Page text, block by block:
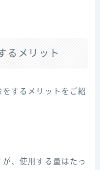
るメリット
するメリットをご紹
、使用する量はたっ